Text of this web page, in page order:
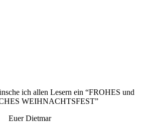
ich allen Lesern ein “FROHES und
WEIHNACHTSFEST”
Euer Dietmar